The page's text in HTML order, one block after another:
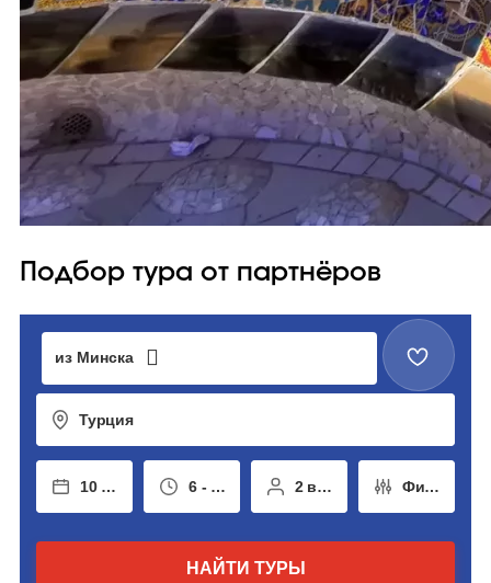
Подбор тура от партнёров
из Минска
Турция
10 авг - 19 авг 6 - 14 ночей 2 взрослых Фильтры
НАЙТИ ТУРЫ